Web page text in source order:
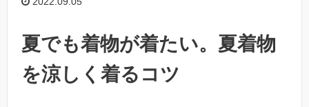
夏でも着物が着たい。夏着物
を涼しく着るコツ